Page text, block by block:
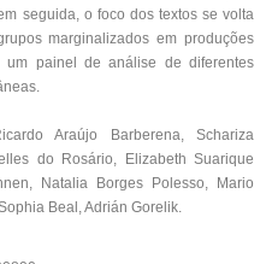
seguida, o foco dos textos se volta
marginalizados em produções
um painel de análise de diferentes
Araújo Barberena, Schariza
do Rosário, Elizabeth Suarique
Natalia Borges Polesso, Mario
Beal, Adrián Gorelik.